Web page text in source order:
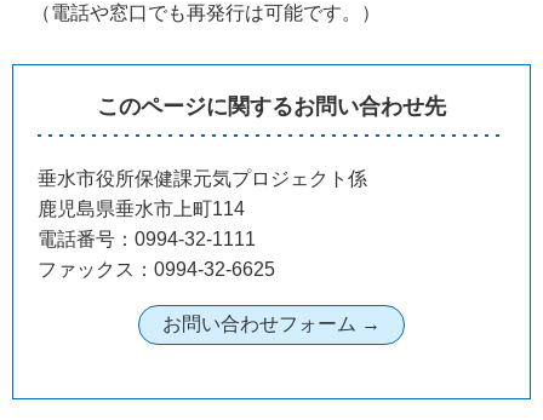
（電話や窓口でも再発行は可能です。）
このページに関するお問い合わせ先
垂水市役所保健課元気プロジェクト係
鹿児島県垂水市上町114
電話番号：0994-32-1111
ファックス：0994-32-6625